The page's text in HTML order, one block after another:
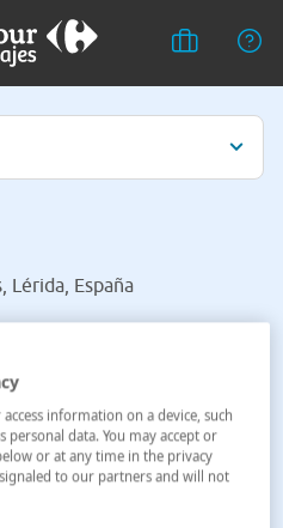
Lérida, España
information on a device, such
personal data. You may accept or
or at any time in the privacy
to our partners and will not